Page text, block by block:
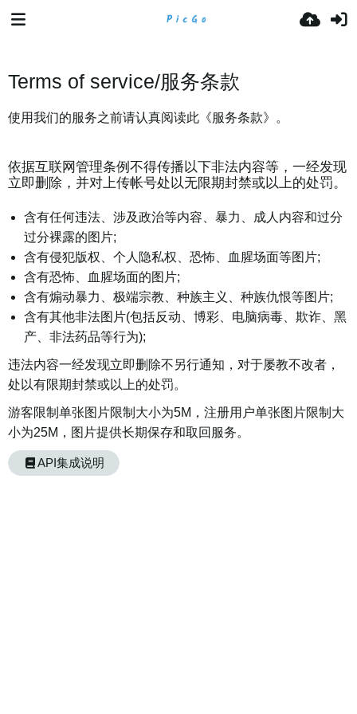
Terms of service/服务条款
使用我们的服务之前请认真阅读此《服务条款》。
依据互联网管理条例不得传播以下非法内容等，一经发现
立即删除，并对上传帐号处以无限期封禁或以上的处罚。
含有任何违法、涉及政治等内容、暴力、成人内容和过分
过分裸露的图片;
含有侵犯版权、个人隐私权、恐怖、血腥场面等图片;
含有恐怖、血腥场面的图片;
含有煽动暴力、极端宗教、种族主义、种族仇恨等图片;
含有其他非法图片(包括反动、博彩、电脑病毒、欺诈、黑
产、非法药品等行为);
违法内容一经发现立即删除不另行通知，对于屡教不改者，
处以有限期封禁或以上的处罚。
游客限制单张图片限制大小为5M，注册用户单张图片限制大
小为25M，图片提供长期保存和取回服务。
API集成说明